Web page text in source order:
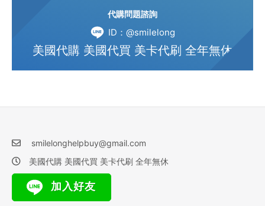
代購問題諮詢
ID：@smilelong
美國代購 美國代買 美卡代刷 全年無休
smilelonghelpbuy@gmail.com
美國代購 美國代買 美卡代刷 全年無休
加入好友